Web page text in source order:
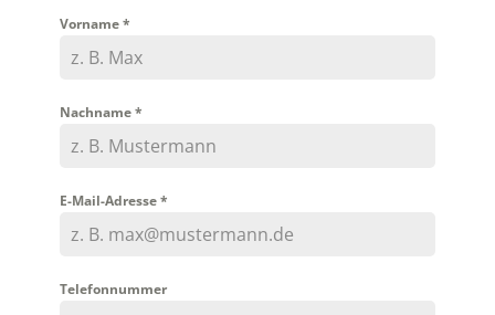
Vorname*
Nachname*
E-Mail-Adresse*
Telefonnummer